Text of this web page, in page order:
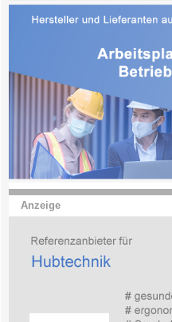
Anzeige